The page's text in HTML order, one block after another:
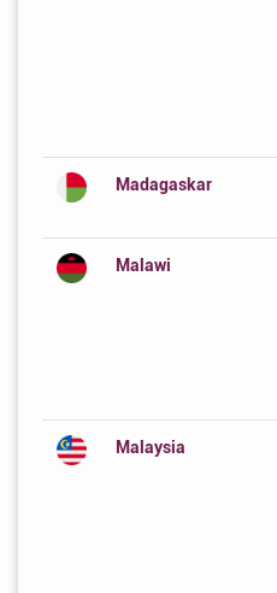
Madagaskar
Malawi
Malaysia